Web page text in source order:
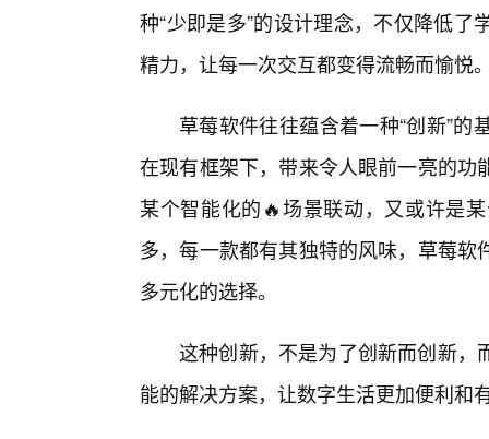
种“少即是多”的设计理念，不仅降低
精力，让每一次交互都变得流畅而愉悦
草莓软件往往蕴含着一种“创新”
在现有框架下，带来令人眼前一亮的
某个智能化的🔥场景联动，又或许是
多，每一款都有其独特的风味，草莓
多元化的选择。
这种创新，不是为了创新而创新，
能的解决方案，让数字生活更加便利和